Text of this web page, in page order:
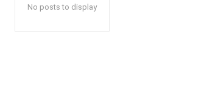
No posts to display